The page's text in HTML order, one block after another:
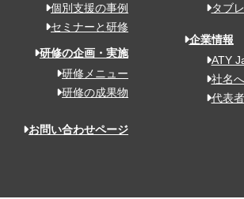
個別支援の事例
セミナーと研修
研修の企画・実施
研修メニュー
研修の成果物
タブ
企業情報
ATY
社名
代表
お問い合わせページ